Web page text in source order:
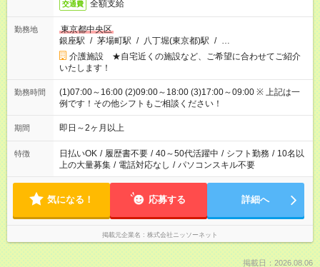
交通費 全額支給
勤務地
東京都中央区
銀座駅 / 茅場町駅 / 八丁堀(東京都)駅 / …
介護施設 ★自宅近くの施設など、ご希望に合わせてご紹介
いたします！
勤務時間
(1)07:00～16:00 (2)09:00～18:00 (3)17:00～09:00 ※ 上記は一
例です！その他シフトもご相談ください！
期間 即日～2ヶ月以上
特徴 日払いOK / 履歴書不要 / 40～50代活躍中 / シフト勤務 / 10名以
上の大量募集 / 電話対応なし / パソコンスキル不要
気になる！ 応募する 詳細へ
掲載元企業名 株式会社ニッソーネット
掲載日：2026.08.06